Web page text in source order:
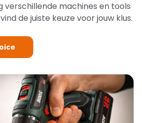
verschillende machines en tools
de juiste keuze voor jouw klus.